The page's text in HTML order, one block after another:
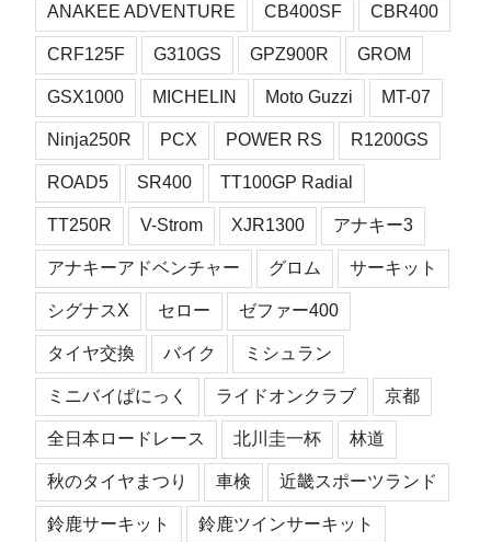
ANAKEE ADVENTURE CB400SF CBR400
CRF125F G310GS GPZ900R GROM
GSX1000 MICHELIN Moto Guzzi MT-07
Ninja250R PCX POWER RS R1200GS
ROAD5 SR400 TT100GP Radial
TT250R V-Strom XJR1300 アナキー3
アナキーアドベンチャー グロム サーキット
シグナスX セロー ゼファー400
タイヤ交換 バイク ミシュラン
ミニバイぱにっく ライドオンクラブ 京都
全日本ロードレース 北川圭一杯 林道
秋のタイヤまつり 車検 近畿スポーツランド
鈴鹿サーキット 鈴鹿ツインサーキット